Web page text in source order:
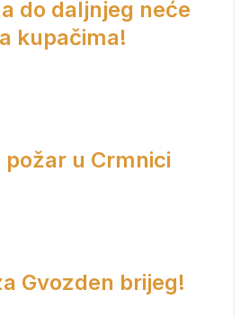
do daljnjeg neće
kupačima!
u Crmnici
Gvozden brijeg!